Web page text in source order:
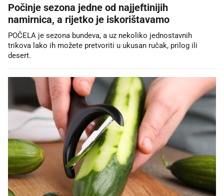
Počinje sezona jedne od najjeftinijih
namirnica, a rijetko je iskorištavamo
POČELA je sezona bundeva, a uz nekoliko jednostavnih
trikova lako ih možete pretvoriti u ukusan ručak, prilog ili
desert.